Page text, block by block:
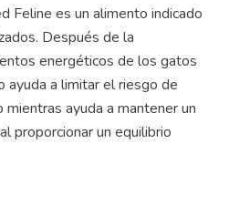
Feline es un alimento indicado
Después de la
energéticos de los gatos
ayuda a limitar el riesgo de
ayuda a mantener un
proporcionar un equilibrio